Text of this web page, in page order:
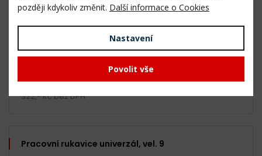
Produkt není skladem.
390,- Kč
322,- Kč bez DPH
Pracovní rukavice univerzál, vel. 9
později kdykoliv změnit. Další informace o Cookies
Nastavení
Povolit vše